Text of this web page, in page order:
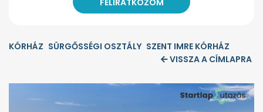
KÓRHÁZ SÜRGŐSSÉGI OSZTÁLY SZENT IMRE KÓRHÁZ
VISSZA A CÍMLAPRA